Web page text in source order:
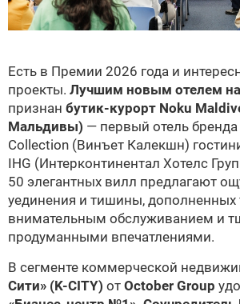
Есть в Премии 2026 года и
проекты. Лучшим новым отелем
признан бутик-курорт Noku
Мальдивы) — первый отель
Collection (Винъет Калекшн)
IHG (Интерконтинентал Хотелс
50 элегантных вилл предлагают
уединения и тишины, дополненных
внимательным обслуживанием и
продуманными впечатлениями.
В сегменте коммерческой
Сити» (K-CITY) от October Group